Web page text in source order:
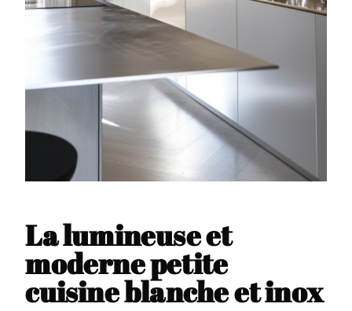
La lumineuse et
moderne petite
cuisine blanche et inox